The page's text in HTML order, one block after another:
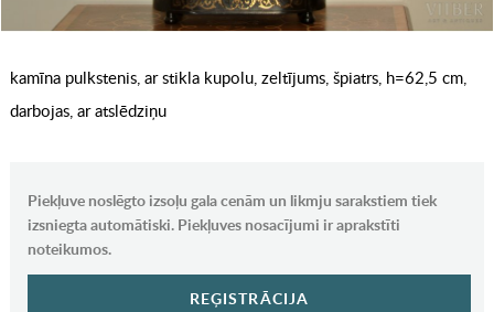
kamīna pulkstenis, ar stikla kupolu, zeltījums, špiatrs, h=62,5 cm,
darbojas, ar atslēdziņu
Piekļuve noslēgto izsoļu gala cenām un likmju sarakstiem tiek
izsniegta automātiski. Piekļuves nosacījumi ir aprakstīti
noteikumos.
REĢISTRĀCIJA